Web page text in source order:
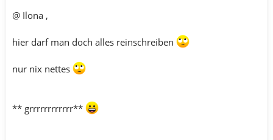
@ Ilona ,
hier darf man doch alles reinschreiben
nur nix nettes
** grrrrrrrrrrrr**